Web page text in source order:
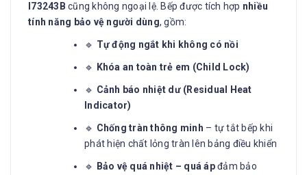
I73243B cũng không ngoại lệ. Bếp được tích hợp nhiều
tính năng bảo vệ người dùng, gồm:
🔹 Tự động ngắt khi không có nồi
🔹 Khóa an toàn trẻ em (Child Lock)
🔹 Cảnh báo nhiệt dư (Residual Heat
Indicator)
🔹 Chống tràn thông minh – tự tắt bếp khi
phát hiện chất lỏng tràn lên bảng điều khiển
🔹 Bảo vệ quá nhiệt – quá ápđảm bảo